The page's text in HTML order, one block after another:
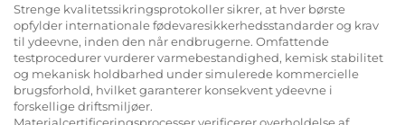
Strenge kvalitetssikringsprotokoller sikrer, at hver børste
opfylder internationale fødevaresikkerhedsstandarder og krav
til ydeevne, inden den når endbrugerne. Omfattende
testprocedurer vurderer varmebestandighed, kemisk stabilitet
og mekanisk holdbarhed under simulerede kommercielle
brugsforhold, hvilket garanterer konsekvent ydeevne i
forskellige driftsmiljøer.
Materialcertificeringsprocesser verificerer overholdelse af